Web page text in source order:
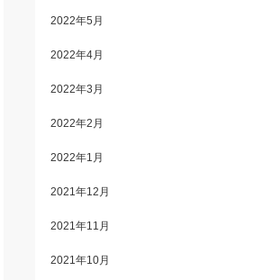
2022年5月
2022年4月
2022年3月
2022年2月
2022年1月
2021年12月
2021年11月
2021年10月